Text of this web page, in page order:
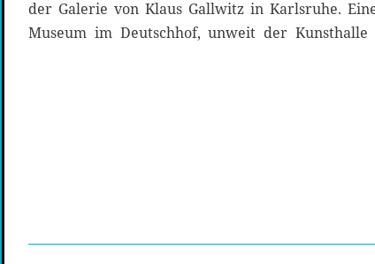
der Galerie von Klaus Gallwitz in Karlsruhe.
Museum im Deutschhof, unweit der